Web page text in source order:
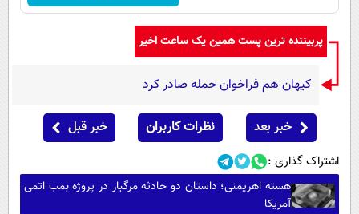
سیاست خارجی
پربیننده ترین پست همین یک ساعت اخیر
کیهان هم فراخوان حمله صادر کرد
خبر بعد نظرات کاربران خبر قبل
اشتراک گذاری :
هسته اهریمنی؛ داستان دو حادثه مرگبار در پروژه بمب اتمی
آمریکا